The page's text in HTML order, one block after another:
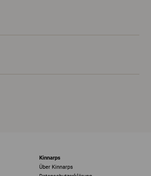
Kinnarps
Über Kinnarps